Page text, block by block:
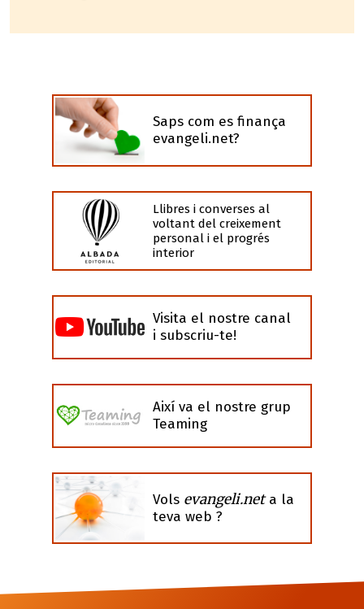
Saps com es finança
evangeli.net?
Llibres i converses al
voltant del creixement
personal i el progrés
interior
Visita el nostre canal
i subscriu-te!
Així va el nostre grup
Teaming
Vols evangeli.neta la
teva web ?